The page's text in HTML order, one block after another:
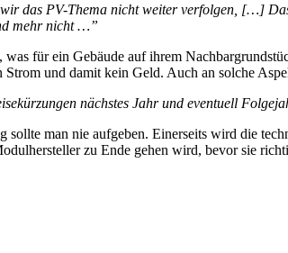
das PV-Thema nicht weiter verfolgen, […]
mehr nicht …”
für ein Gebäude auf ihrem
und damit kein Geld. Auch an solche
nächstes Jahr und eventuell
sollte man nie aufgeben. Einerseits wird die
zu Ende gehen wird, bevor sie